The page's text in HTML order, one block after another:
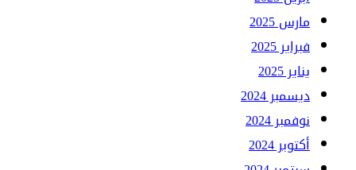
مارس 2025
فبراير 2025
يناير 2025
ديسمبر 2024
نوفمبر 2024
أكتوبر 2024